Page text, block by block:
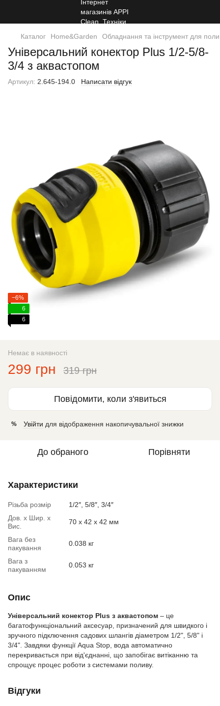
Каталог Home&Garden Обладнання та інструмент для
Універсальний конектор Plus 1/2-5/8-
3/4 з аквастопом
Артикул: 2.645-194.0 Написати відгук
−6%
6
6
Немає в наявності
299 грн 319 грн
Повідомити, коли з'явиться
% Увійти для відображення накопичувальної знижки
До обраного Порівняти
Характеристики
Різьба розмір
1/2″, 5/8″, 3/4″
Дов. х Шир. х
Вис.
70 x 42 x 42 мм
Вага без
пакування
0.038 кг
Вага з
пакуванням
0.053 кг
Опис
Універсальний конектор Plus з аквастопом – це
багатофункціональний аксесуар, призначений для швидкого і
зручного підключення садових шлангів діаметром 1/2", 5/8" і
3/4". Завдяки функції Aqua Stop, вода автоматично
перекривається при від'єднанні, що запобігає витіканню та
спрощує процес роботи з системами поливу.
Відгуки